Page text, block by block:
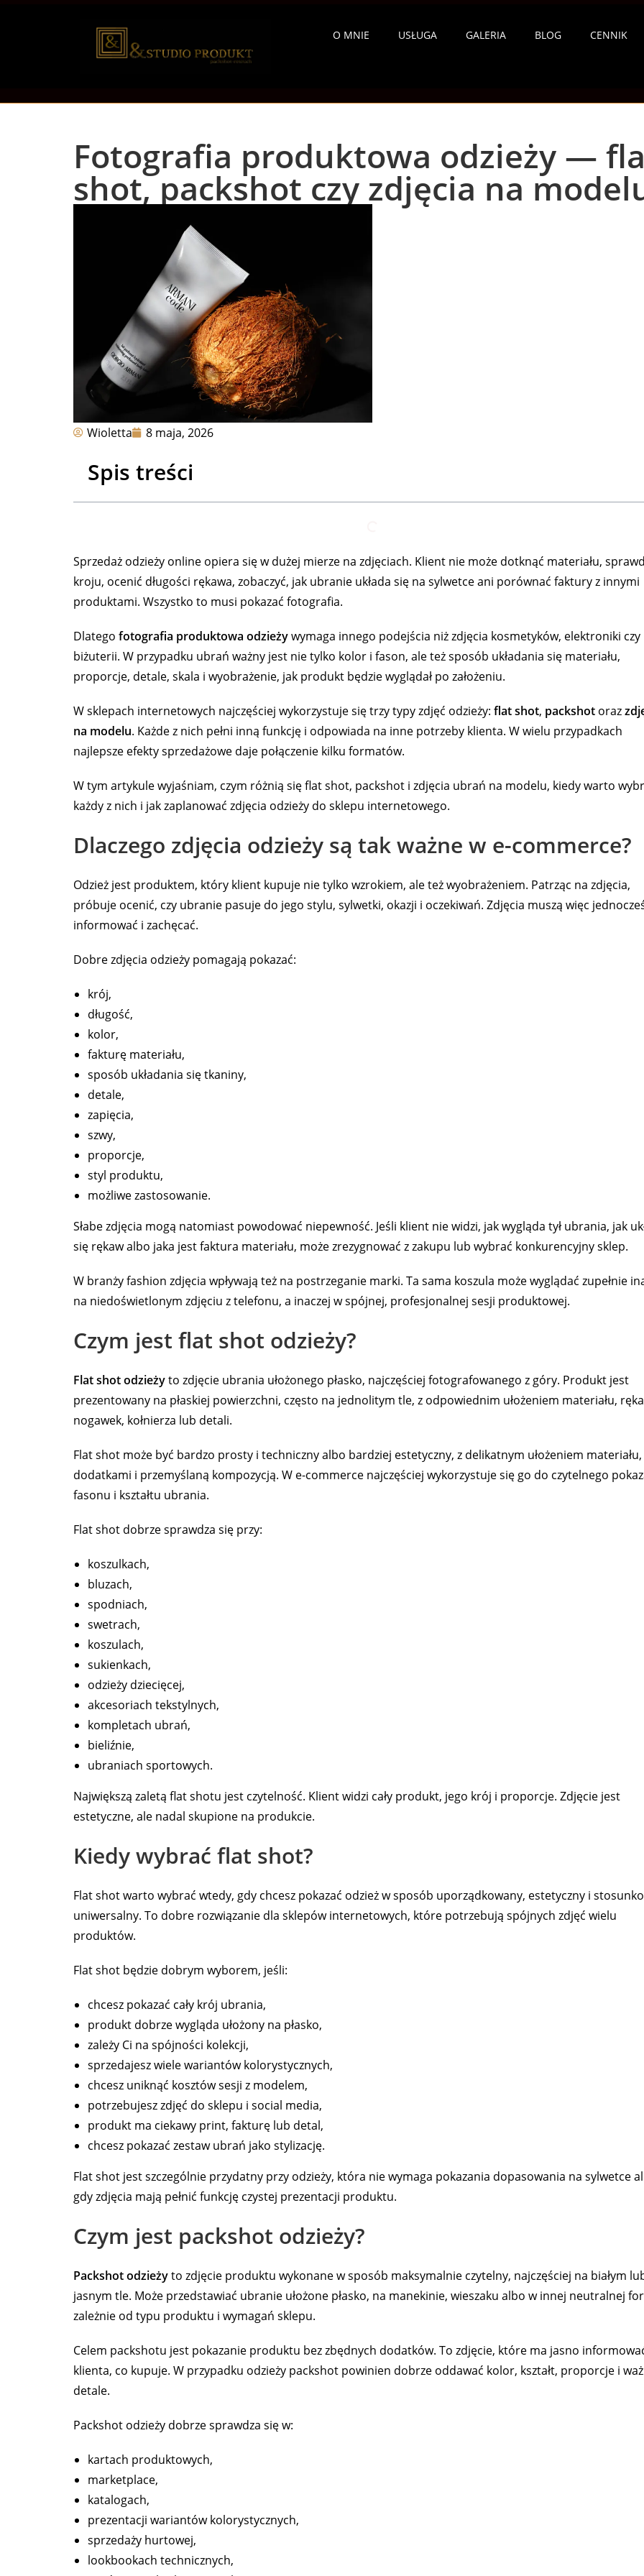
O MNIE USŁUGA GALERIA BLOG CENNIK
Fotografia produktowa odzieży —
shot, packshot czy zdjęcia na
Wioletta 8 maja, 2026
Spis treści
Sprzedaż odzieży online opiera się w dużej mierze na zdjęciach. Klient nie może dotknąć materiału,
kroju, ocenić długości rękawa, zobaczyć, jak ubranie układa się na sylwetce ani porównać faktury z innymi
produktami. Wszystko to musi pokazać fotografia.
Dlatego fotografia produktowa odzieżywymaga innego podejścia niż zdjęcia kosmetyków, elektroniki czy
biżuterii. W przypadku ubrań ważny jest nie tylko kolor i fason, ale też sposób układania się materiału,
proporcje, detale, skala i wyobrażenie, jak produkt będzie wyglądał po założeniu.
W sklepach internetowych najczęściej wykorzystuje się trzy typy zdjęć odzieży: flat shot, packshot oraz
na modelu. Każde z nich pełni inną funkcję i odpowiada na inne potrzeby klienta. W wielu przypadkach
najlepsze efekty sprzedażowe daje połączenie kilku formatów.
W tym artykule wyjaśniam, czym różnią się flat shot, packshot i zdjęcia ubrań na modelu, kiedy warto
każdy z nich i jak zaplanować zdjęcia odzieży do sklepu internetowego.
Dlaczego zdjęcia odzieży są tak ważne w e-commerce?
Odzież jest produktem, który klient kupuje nie tylko wzrokiem, ale też wyobrażeniem. Patrząc na zdjęcia,
próbuje ocenić, czy ubranie pasuje do jego stylu, sylwetki, okazji i oczekiwań. Zdjęcia muszą więc
informować i zachęcać.
Dobre zdjęcia odzieży pomagają pokazać:
krój,
długość,
kolor,
fakturę materiału,
sposób układania się tkaniny,
detale,
zapięcia,
szwy,
proporcje,
styl produktu,
możliwe zastosowanie.
Słabe zdjęcia mogą natomiast powodować niepewność. Jeśli klient nie widzi, jak wygląda tył ubrania, jak
się rękaw albo jaka jest faktura materiału, może zrezygnować z zakupu lub wybrać konkurencyjny sklep.
W branży fashion zdjęcia wpływają też na postrzeganie marki. Ta sama koszula może wyglądać zupełnie
na niedoświetlonym zdjęciu z telefonu, a inaczej w spójnej, profesjonalnej sesji produktowej.
Czym jest flat shot odzieży?
Flat shot odzieżyto zdjęcie ubrania ułożonego płasko, najczęściej fotografowanego z góry. Produkt jest
prezentowany na płaskiej powierzchni, często na jednolitym tle, z odpowiednim ułożeniem materiału,
nogawek, kołnierza lub detali.
Flat shot może być bardzo prosty i techniczny albo bardziej estetyczny, z delikatnym ułożeniem materiału,
dodatkami i przemyślaną kompozycją. W e-commerce najczęściej wykorzystuje się go do czytelnego
fasonu i kształtu ubrania.
Flat shot dobrze sprawdza się przy:
koszulkach,
bluzach,
spodniach,
swetrach,
koszulach,
sukienkach,
odzieży dziecięcej,
akcesoriach tekstylnych,
kompletach ubrań,
bieliźnie,
ubraniach sportowych.
Największą zaletą flat shotu jest czytelność. Klient widzi cały produkt, jego krój i proporcje. Zdjęcie jest
estetyczne, ale nadal skupione na produkcie.
Kiedy wybrać flat shot?
Flat shot warto wybrać wtedy, gdy chcesz pokazać odzież w sposób uporządkowany, estetyczny i
uniwersalny. To dobre rozwiązanie dla sklepów internetowych, które potrzebują spójnych zdjęć wielu
produktów.
Flat shot będzie dobrym wyborem, jeśli:
chcesz pokazać cały krój ubrania,
produkt dobrze wygląda ułożony na płasko,
zależy Ci na spójności kolekcji,
sprzedajesz wiele wariantów kolorystycznych,
chcesz uniknąć kosztów sesji z modelem,
potrzebujesz zdjęć do sklepu i social media,
produkt ma ciekawy print, fakturę lub detal,
chcesz pokazać zestaw ubrań jako stylizację.
Flat shot jest szczególnie przydatny przy odzieży, która nie wymaga pokazania dopasowania na sylwetce
gdy zdjęcia mają pełnić funkcję czystej prezentacji produktu.
Czym jest packshot odzieży?
Packshot odzieżyto zdjęcie produktu wykonane w sposób maksymalnie czytelny, najczęściej na białym
jasnym tle. Może przedstawiać ubranie ułożone płasko, na manekinie, wieszaku albo w innej neutralnej
zależnie od typu produktu i wymagań sklepu.
Celem packshotu jest pokazanie produktu bez zbędnych dodatków. To zdjęcie, które ma jasno
klienta, co kupuje. W przypadku odzieży packshot powinien dobrze oddawać kolor, kształt, proporcje i
detale.
Packshot odzieży dobrze sprawdza się w:
kartach produktowych,
marketplace,
katalogach,
prezentacji wariantów kolorystycznych,
sprzedaży hurtowej,
lookbookach technicznych,